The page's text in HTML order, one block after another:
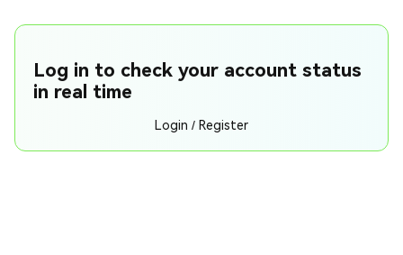
Log in to check your account status
in real time
Login / Register